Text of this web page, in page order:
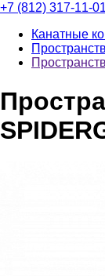
+7 (812) 317-11-01
Канатные